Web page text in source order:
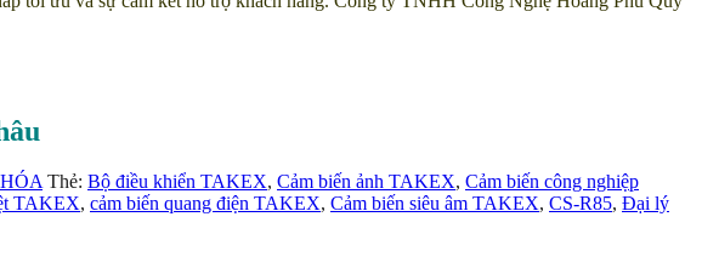
Thẻ: Bộ điều khiển TAKEX, Cảm biến ảnh TAKEX, Cảm biến công nghiệp
TAKEX, cảm biến quang điện TAKEX, Cảm biến siêu âm TAKEX, CS-R85, Đại lý